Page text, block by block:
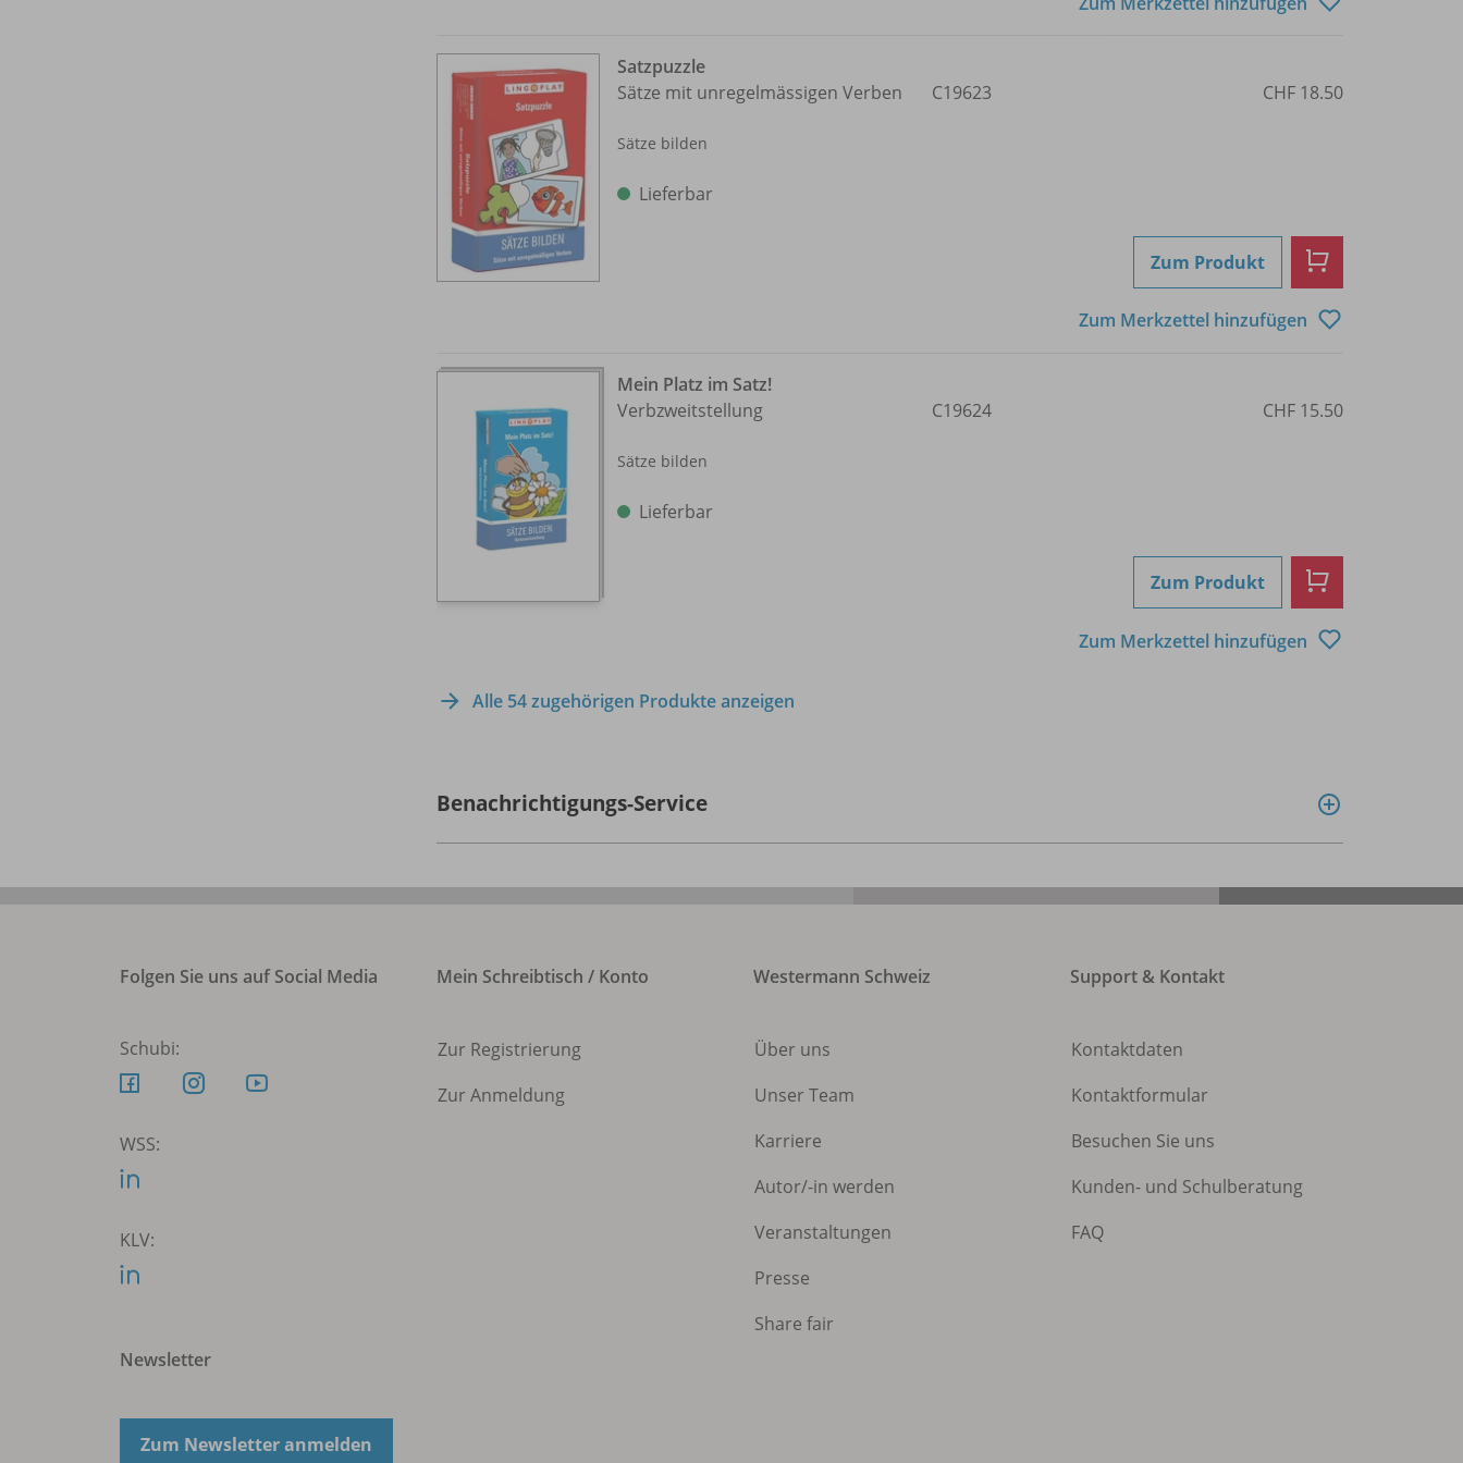
Satzpuzzle
Sätze mit unregelmässigen Verben
Sätze bilden
Lieferbar
C19623 CHF 18.50
Zum Produkt
Zum Merkzettel hinzufügen
Mein Platz im Satz!
Verbzweitstellung
Sätze bilden
Lieferbar
C19624 CHF 15.50
Zum Produkt
Zum Merkzettel hinzufügen
Alle 54 zugehörigen Produkte anzeigen
Benachrichtigungs-Service
Folgen Sie uns auf Social Media
Schubi:
WSS:
KLV:
Newsletter
Zum Newsletter anmelden
Mein Schreibtisch / Konto
Zur Registrierung
Zur Anmeldung
Westermann Schweiz
Über uns
Unser Team
Karriere
Autor/-in werden
Veranstaltungen
Presse
Share fair
Support & Kontakt
Kontaktdaten
Kontaktformular
Besuchen Sie uns
Kunden- und Schulberatung
FAQ